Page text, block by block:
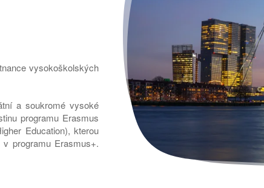
vysokoškolských
a soukromé vysoké
programu Erasmus
Education), kterou
programu Erasmus+.